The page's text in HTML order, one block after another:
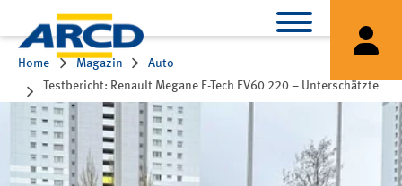
Home Magazin
Auto
Testbericht: Renault Megane E-Tech EV60 220 – Unterschätzte
Alternative